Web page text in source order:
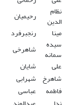
نظام
الدین رحیمیان
مینا
رنجبرفرد
سیده
سمانه شاهرخی
علی
شایان
شاهرخ شهرابی
فاطمه
عباسی